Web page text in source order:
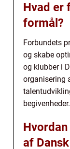
Hvad er
formål?
Forbundets
og skabe
og klubber i
organisering
begivenheder.
af